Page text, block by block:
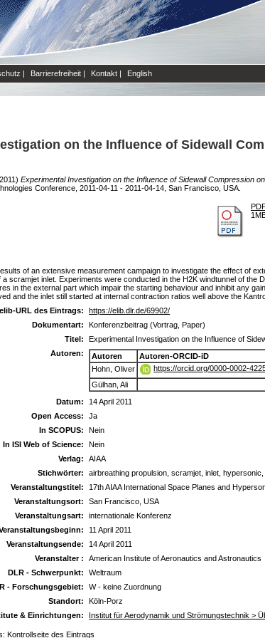
| Barrierefreiheit | Kontakt | English
on the Influence of Sidewall
Experimental Investigation on the Influence of Sidewall Compression
Conference, 2011-04-11 - 2011-04-14, San Francisco, USA.
of an extensive measurement campaign to investigate the effect of
scramjet inlet. Experiments were conducted in the H2K windtunnel of
in the external part which impair the starting behaviour and inhibit any
and the inlet still started at internal contraction ratios well above the
elib-URL des Eintrags:
https://elib.dlr.de/69902/
Dokumentart:
Konferenzbeitrag (Vortrag, Paper)
Titel:
Experimental Investigation on the Influence of
Autoren:
Autoren
Autoren-ORCID-iD
Hohn, Oliver
https://orcid.org/0000-0002-
Gülhan, Ali
Datum:
14 April 2011
Open Access:
Ja
In SCOPUS:
Nein
In ISI Web of Science:
Nein
Verlag:
AIAA
Stichwörter:
airbreathing propulsion, scramjet, inlet,
Veranstaltungstitel:
17th AIAA International Space Planes and
Veranstaltungsort:
San Francisco, USA
Veranstaltungsart:
internationale Konferenz
11 April 2011
Veranstaltungsende:
14 April 2011
Veranstalter :
American Institute of Aeronautics and Astronautics
DLR - Schwerpunkt:
Weltraum
- Forschungsgebiet:
W - keine Zuordnung
Standort:
Köln-Porz
& Einrichtungen:
Institut für Aerodynamik und Strömungstechnik >
Kontrollseite des Eintrags